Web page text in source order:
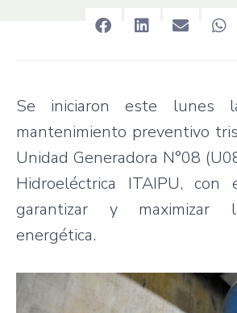
Se iniciaron este lunes
mantenimiento preventivo
Unidad Generadora N°08
Hidroeléctrica ITAIPU,
garantizar y maximizar
energética.